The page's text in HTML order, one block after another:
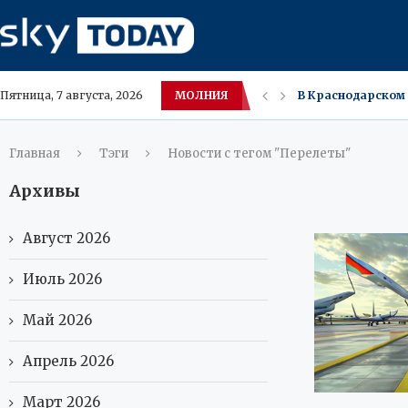
Пятница, 7 августа, 2026 МОЛНИЯ В Краснодарском
Пассажиры Red
Владивосток: к
Москва в
Опасные USB-
Робот в Уфе
Эксперт
Главная Тэги Новости с тегом "Перелеты"
Архивы
Август 2026
Июль 2026
Май 2026
Апрель 2026
Март 2026